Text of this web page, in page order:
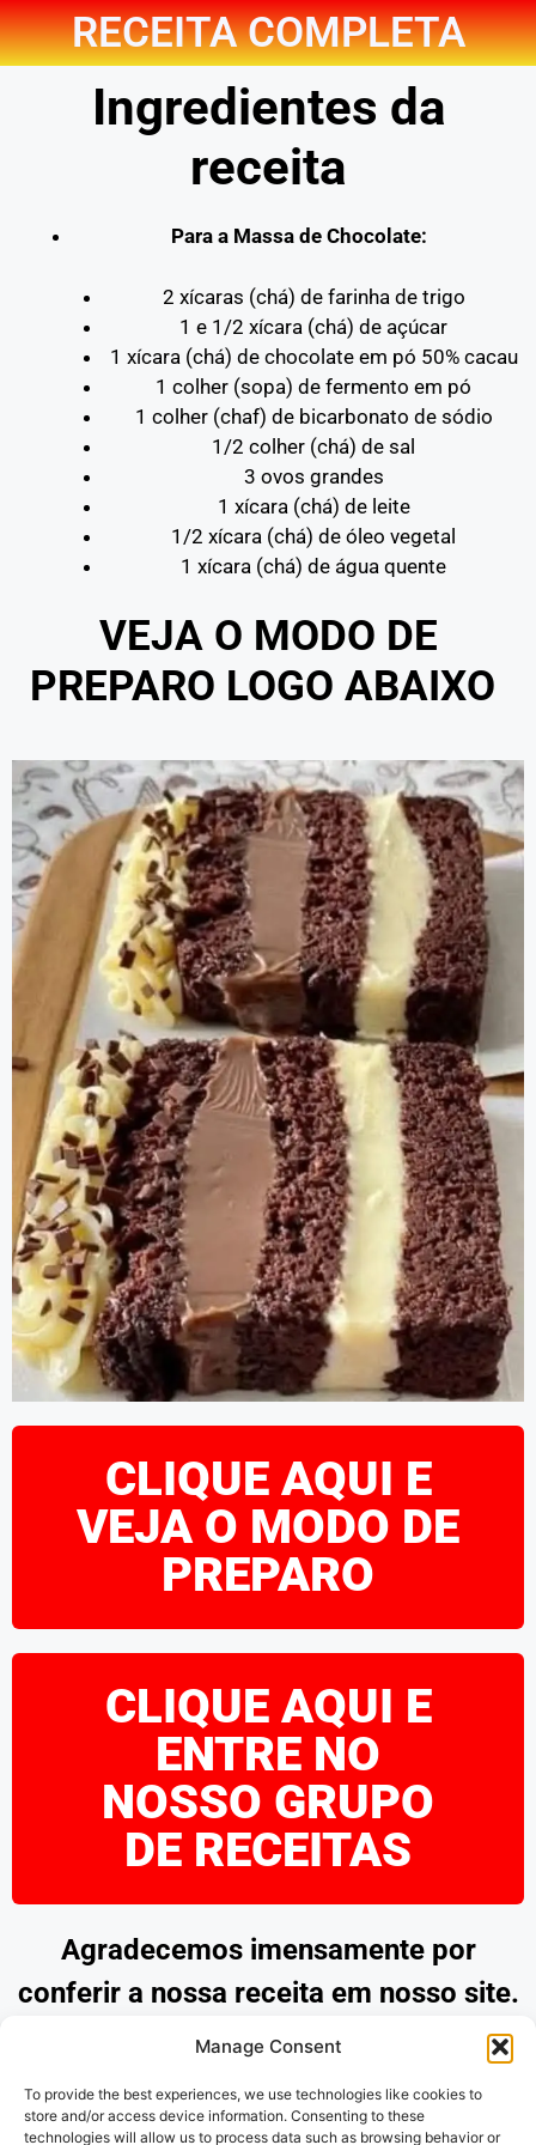
Manage Consent
To provide the best experiences, we use technologies like cookies to
store and/or access device information. Consenting to these
technologies will allow us to process data such as browsing behavior or
RECEITA COMPLETA
Ingredientes da
receita
Para a Massa de Chocolate:
2 xícaras (chá) de farinha de trigo
1 e 1/2 xícara (chá) de açúcar
1 xícara (chá) de chocolate em pó 50% cacau
1 colher (sopa) de fermento em pó
1 colher (chaf) de bicarbonato de sódio
1/2 colher (chá) de sal
3 ovos grandes
1 xícara (chá) de leite
1/2 xícara (chá) de óleo vegetal
1 xícara (chá) de água quente
VEJA O MODO DE
PREPARO LOGO ABAIXO
CLIQUE AQUI E
VEJA O MODO DE
PREPARO
CLIQUE AQUI E
ENTRE NO
NOSSO GRUPO
DE RECEITAS
Agradecemos imensamente por
conferir a nossa receita em nosso site.
Esperamos que tenha encontrado
pratos deliciosos. Continue explorando